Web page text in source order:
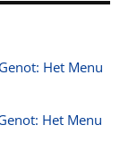
Het Menu
Het Menu